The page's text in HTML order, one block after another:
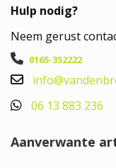
Hulp nodig?
Neem gerust
0165-352222
06 13 883 236
Aanverwante